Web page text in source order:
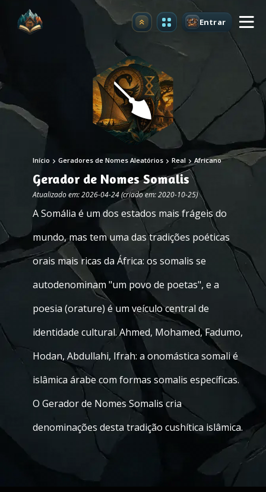
Atualizar Entrar
Início Geradores de Nomes Aleatórios Real Africano
Gerador de Nomes Somalis
Atualizado em: 2026-04-24 (criado em: 2020-10-25)
A Somália é um dos estados mais frágeis do
mundo, mas tem uma das tradições poéticas
orais mais ricas da África: os somalis se
autodenominam "um povo de poetas", e a
poesia (orature) é um veículo central de
identidade cultural. Ahmed, Mohamed, Fadumo,
Hodan, Abdullahi, Ifrah: a onomástica somali é
islâmica árabe com formas somalis específicas.
O Gerador de Nomes Somalis cria
denominações desta tradição cushítica islâmica.